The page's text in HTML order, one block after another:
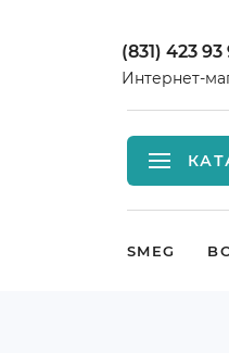
(831) 423 93
Интернет-
SMEG